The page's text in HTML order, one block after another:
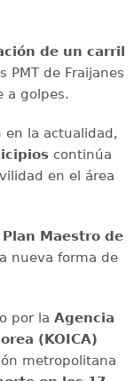
de un carril
de Fraijanes
a golpes.
en la actualidad,
continúa
en el área
Plan Maestro de
nueva forma de
por la Agencia
(KOICA)
metropolitana